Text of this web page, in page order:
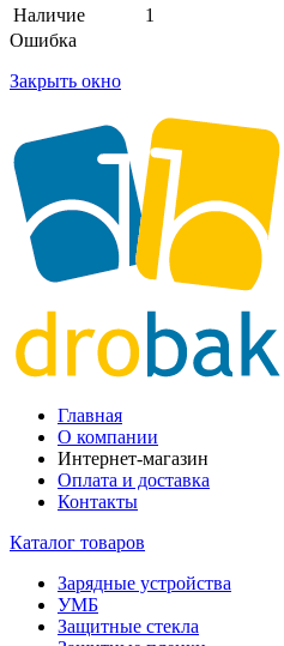
Наличие
1
Ошибка
Закрыть окно
Главная
О компании
Интернет-магазин
Оплата и доставка
Контакты
Каталог товаров
Зарядные устройства
УМБ
Защитные стекла